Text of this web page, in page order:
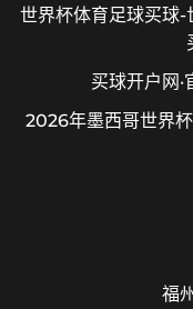
世界杯体育足球买球
买球开户网·
2026年墨西哥世界
福